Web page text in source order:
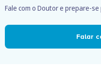
Fale com o Doutor e prepare-
Falar